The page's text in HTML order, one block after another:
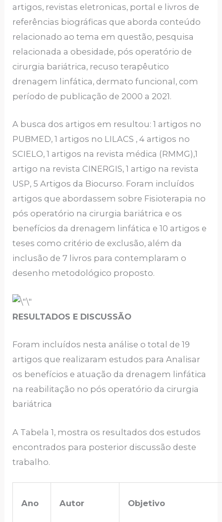
artigos, revistas eletronicas, portal e livros de
referências biográficas que aborda conteúdo
relacionado ao tema em questão, pesquisa
relacionada a obesidade, pós operatório de
cirurgia bariátrica, recuso terapêutico
drenagem linfática, dermato funcional, com
período de publicação de 2000 a 2021.
A busca dos artigos em resultou: 1 artigos no
PUBMED, 1 artigos no LILACS , 4 artigos no
SCIELO, 1 artigos na revista médica (RMMG),1
artigo na revista CINERGIS, 1 artigo na revista
USP, 5 Artigos da Biocurso. Foram incluídos
artigos que abordassem sobre Fisioterapia no
pós operatório na cirurgia bariátrica e os
benefícios da drenagem linfática e 10 artigos e
teses como critério de exclusão, além da
inclusão de 7 livros para contemplaram o
desenho metodológico proposto.
RESULTADOS E DISCUSSÃO
Foram incluídos nesta análise o total de 19
artigos que realizaram estudos para Analisar
os benefícios e atuação da drenagem linfática
na reabilitação no pós operatório da cirurgia
bariátrica
A Tabela 1, mostra os resultados dos estudos
encontrados para posterior discussão deste
trabalho.
Ano Autor Objetivo